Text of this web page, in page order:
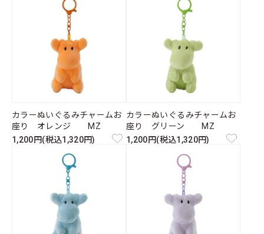
カラーぬいぐるみチャームお
座り オレンジ MZ
1,200円(税込1,320円)
カラーぬいぐるみチャームお
座り グリーン MZ
1,200円(税込1,320円)